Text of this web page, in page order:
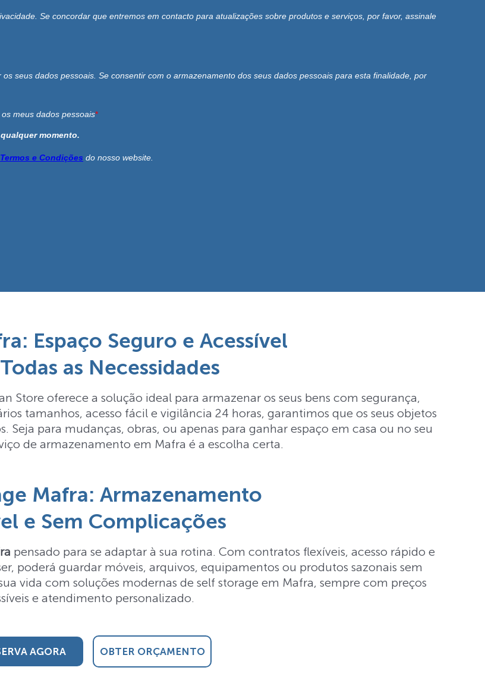
Espaço Seguro e Acessível
as Necessidades
Store oferece a solução ideal para armazenar os seus bens com segurança,
tamanhos, acesso fácil e vigilância 24 horas, garantimos que os seus objetos
Seja para mudanças, obras, ou apenas para ganhar espaço em casa ou no seu
de armazenamento em Mafra é a escolha certa.
Mafra: Armazenamento
e Sem Complicações
pensado para se adaptar à sua rotina. Com contratos flexíveis, acesso rápido e
poderá guardar móveis, arquivos, equipamentos ou produtos sazonais sem
vida com soluções modernas de self storage em Mafra, sempre com preços
e atendimento personalizado.
AGORA OBTER ORÇAMENTO